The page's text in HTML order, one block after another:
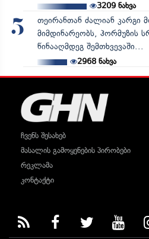
3209ნახვა
5
თეირანთან ძალიან კარგი
მიმდინარეობს, ჰორმუზის
წინააღმდეგ შემთხვევაში...
2968ნახვა
ჩვენს შესახებ
მასალის გამოყენების პირობები
რეკლამა
კონტაქტი